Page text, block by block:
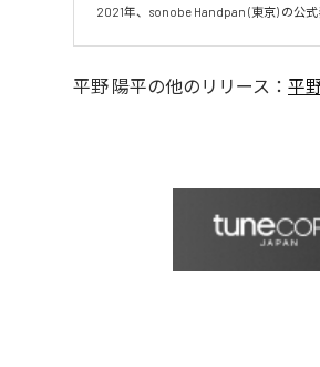
2021年、sonobe Handpan (東京) の公式
平野 陽平の他のリリース： 平